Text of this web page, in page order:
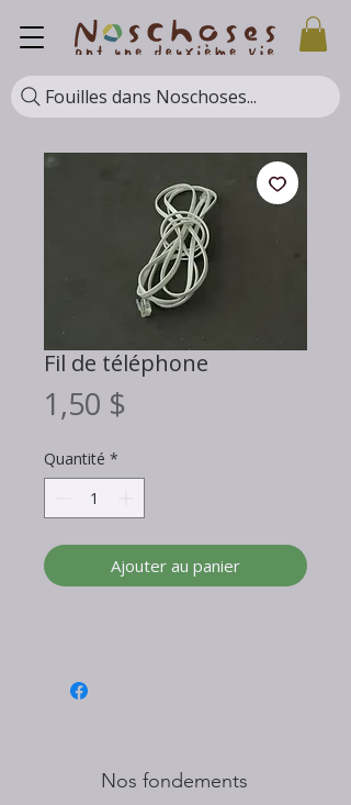
Fouilles dans Noschoses...
Fil de téléphone
1,50 $
Quantité *
Ajouter au panier
Nos fondements